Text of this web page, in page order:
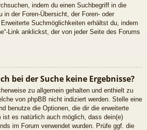
indem du einen Suchbegriff in die
in der Foren-Übersicht, der Foren- oder
Suchmöglichkeiten erhältst du, indem
Link anklickst, der von jeder Seite des Forums
bei der Suche keine Ergebnisse?
zu allgemein gehalten und enthielt zu
von phpBB nicht indiziert werden. Stelle eine
benutze die Optionen, die dir die erweiterte
ist es natürlich auch möglich, dass dein(e)
im Forum verwendet wurden. Prüfe ggf. die